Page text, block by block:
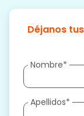
Déjanos
Nombre*
Apellidos*